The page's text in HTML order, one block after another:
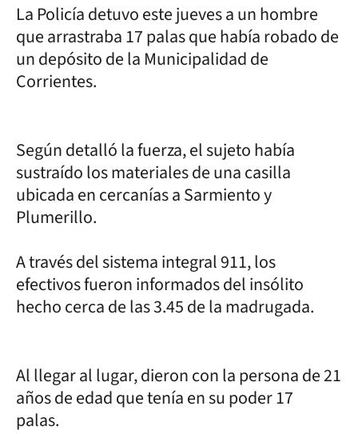
La Policía detuvo este jueves a un hombre
que arrastraba 17 palas que había robado de
un depósito de la Municipalidad de
Corrientes.
Según detalló la fuerza, el sujeto había
sustraído los materiales de una casilla
ubicada en cercanías a Sarmiento y
Plumerillo.
A través del sistema integral 911, los
efectivos fueron informados del insólito
hecho cerca de las 3.45 de la madrugada.
Al llegar al lugar, dieron con la persona de 21
años de edad que tenía en su poder 17
palas.